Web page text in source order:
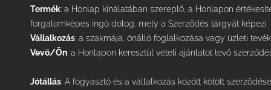
Termék: a Honlap kínálatában szereplő, a Honlapon
forgalomképes ingó dolog, mely a Szerződés tárgyát képezi
Vállalkozás: a szakmája, önálló foglalkozása vagy üzleti
Vevő/Ön: a Honlapon keresztül vételi ajánlatot tevő
Jótállás: A fogyasztó és a vállalkozás között kötött